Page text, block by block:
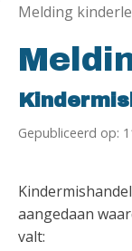
Melding
Gepubliceerd op:
aangedaan
valt: